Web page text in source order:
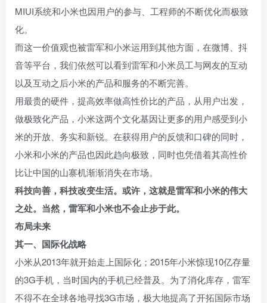
MIUI系统和小米也因用户的参与、工程师的不断优化而极致
化。
而这一价值观也被雷军和小米运用到其他方面，在微博、抖
音等平台，我们依然可以看到雷军和小米员工与网友的互动
以及互动之后小米的产品和服务的不断完善。
用最贵的硬件，提高效率做高性价比的产品，从用户出发，
做极致化产品，小米这两个文化基因让更多的用户感受到小
米的开放、务实和新锐。在获得用户的反馈和口碑的同时，
小米和小米的产品也因此趋向极致，同时也凭借着其高性价
比让中国的山寨机渐渐消失在市场。
科技向善，科技改变生活。或许，这就是雷军和小米的伟大
之处。当然，雷军和小米也不会止步于此。
布局未来
其一、国际化战略
小米从2013年就开始走上国际化；2015年小米惊现10亿存量
的3G手机，当时国内的手机已经普及。为了消化库存，雷军
不得不在全球各地寻找3G市场，极大地提高了开拓国际市场